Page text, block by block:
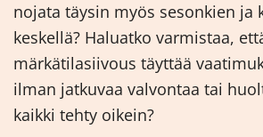
nojata täysin myös sesonkien ja
keskellä? Haluatko varmistaa,
märkätilasiivous täyttää
ilman jatkuvaa valvontaa tai
kaikki tehty oikein?